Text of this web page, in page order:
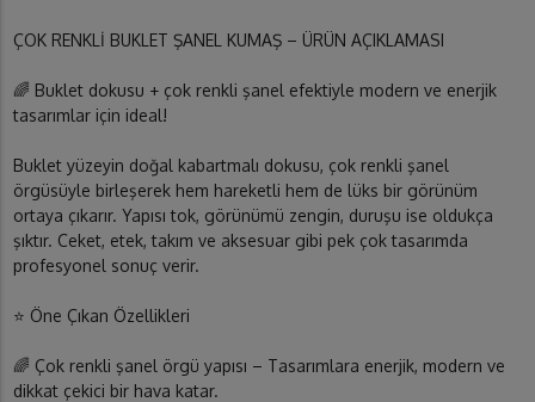
ÇOK RENKLİ BUKLET ŞANEL KUMAŞ – ÜRÜN AÇIKLAMASI
🌈 Buklet dokusu + çok renkli şanel efektiyle modern ve enerjik
tasarımlar için ideal!
Buklet yüzeyin doğal kabartmalı dokusu, çok renkli şanel
örgüsüyle birleşerek hem hareketli hem de lüks bir görünüm
ortaya çıkarır. Yapısı tok, görünümü zengin, duruşu ise oldukça
şıktır. Ceket, etek, takım ve aksesuar gibi pek çok tasarımda
profesyonel sonuç verir.
⭐ Öne Çıkan Özellikleri
🌈 Çok renkli şanel örgü yapısı – Tasarımlara enerjik, modern ve
dikkat çekici bir hava katar.